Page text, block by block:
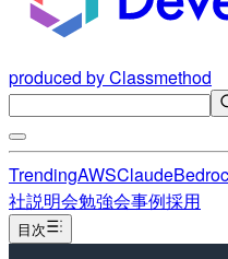
produced by Classmethod
TrendingAWSClaude
社説明会勉強会事例採用
目次